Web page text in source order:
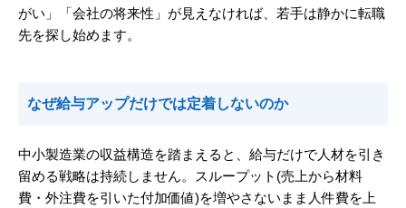
がい」「会社の将来性」が見えなければ、若手は静かに転職
先を探し始めます。
なぜ給与アップだけでは定着しないのか
中小製造業の収益構造を踏まえると、給与だけで人材を引き
留める戦略は持続しません。スループット(売上から材料
費・外注費を引いた付加価値)を増やさないまま人件費を上